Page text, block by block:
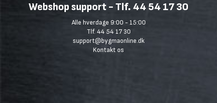
Webshop support - Tlf. 44 54 17 30
Alle hverdage 9:00 - 15:00
Tlf. 44 54 17 30
support@bygmaonline.dk
Kontakt os